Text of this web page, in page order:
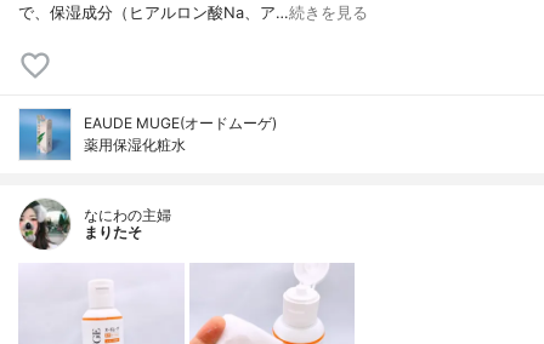
で、保湿成分（ヒアルロン酸Na、ア…続きを見る
EAUDE MUGE(オードムーゲ)
薬用保湿化粧水
なにわの主婦
まりたそ